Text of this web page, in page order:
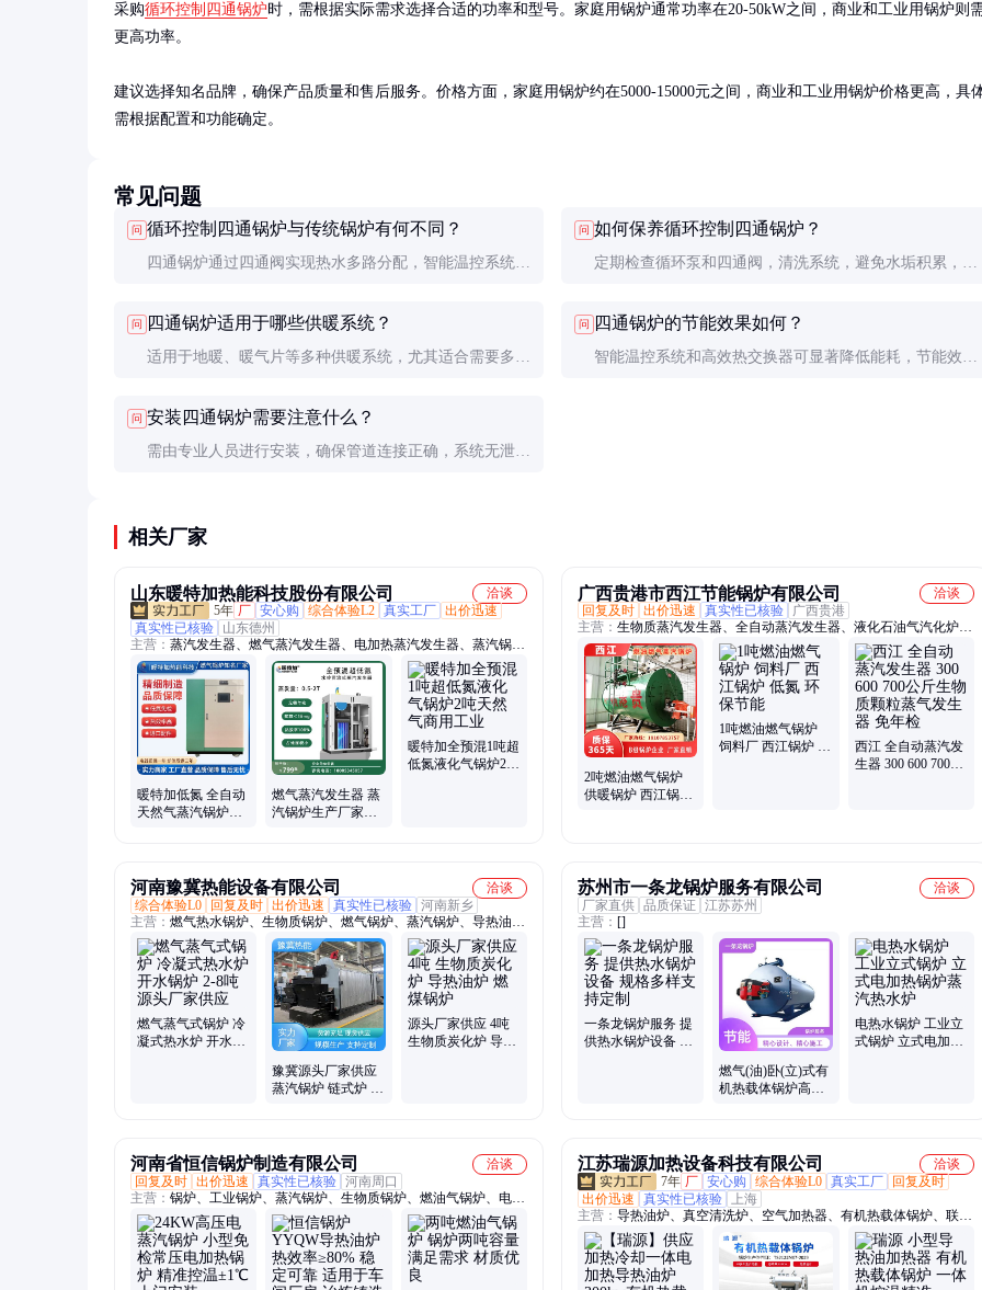
采购循环控制四通锅炉时，需根据实际需求选择合适的功率和型号。家庭用锅炉通常功率在20-50kW之间，商业和工业用锅炉则
更高功率。
建议选择知名品牌，确保产品质量和售后服务。价格方面，家庭用锅炉约在5000-15000元之间，商业和工业用锅炉价格更高，具
需根据配置和功能确定。
常见问题
问 循环控制四通锅炉与传统锅炉有何不同？
四通锅炉通过四通阀实现热水多路分配，智能温控系统提
问 如何保养循环控制四通锅炉？
定期检查循环泵和四通阀，清洗系统，避免水垢积累，确
问 四通锅炉适用于哪些供暖系统？
适用于地暖、暖气片等多种供暖系统，尤其适合需要多区
问 四通锅炉的节能效果如何？
智能温控系统和高效热交换器可显著降低能耗，节能效果
问 安装四通锅炉需要注意什么？
需由专业人员进行安装，确保管道连接正确，系统无泄
相关厂家
山东暖特加热能科技股份有限公司
洽谈
5年 厂 安心购 综合体验L2 真实工厂 出价迅速
真实性已核验
山东德州
主营： 蒸汽发生器、燃气蒸汽发生器、电加热蒸汽发生器、蒸汽锅
炉、热水锅炉、燃气锅炉、生物质蒸汽发生器
暖特加低氮 全自动
天然气蒸汽锅炉烧
燃气蒸汽发生器 蒸
汽锅炉生产厂家批
暖特加全预混1吨超
低氮液化气锅炉2吨
广西贵港市西江节能锅炉有限公司
洽谈
回复及时 出价迅速 真实性已核验
广西贵港
主营： 生物质蒸汽发生器、全自动蒸汽发生器、液化石油气汽化炉、
电加热锅炉、工业锅炉、生活锅炉、燃油锅炉、燃气锅炉、电锅炉、
生物质锅炉、蒸汽锅炉、卧式蒸汽锅炉、燃油燃气锅炉、全自动燃油
燃气锅炉、工业蒸气锅炉、供暖热水锅炉、双锅简生物质蒸汽锅炉、
循环流化床锅炉、广西锅炉、锅炉、燃油燃气蒸汽锅炉、卧式生物质
蒸汽锅炉、贵港锅炉、燃烧机、生物质颗粒蒸汽发生器
2吨燃油燃气锅炉
供暖锅炉 西江锅炉
1吨燃油燃气锅炉
饲料厂 西江锅炉 低
西江 全自动蒸汽发
生器 300 600 700公
河南豫冀热能设备有限公司
洽谈
综合体验L0
回复及时 出价迅速 真实性已核验 河南新乡
主营： 燃气热水锅炉、生物质锅炉、燃气锅炉、蒸汽锅炉、导热油锅
炉、分汽缸、分气缸
燃气蒸气式锅炉 冷
凝式热水炉 开水锅
豫冀源头厂家供应
蒸汽锅炉 链式炉 6
源头厂家供应 4吨
生物质炭化炉 导热
苏州市一条龙锅炉服务有限公司
洽谈
厂家直供 品质保证 江苏苏州
主营： []
一条龙锅炉服务 提
供热水锅炉设备 规
燃气(油)卧(立)式有
机热载体锅炉高效
电热水锅炉 工业立
式锅炉 立式电加热
河南省恒信锅炉制造有限公司
洽谈
回复及时 出价迅速 真实性已核验 河南周口
主营： 锅炉、工业锅炉、蒸汽锅炉、生物质锅炉、燃油气锅炉、电加
热锅炉
江苏瑞源加热设备科技有限公司
洽谈
7年 厂 安心购 综合体验L0 真实工厂
回复及时
出价迅速
真实性已核验
上海
主营： 导热油炉、真空清洗炉、空气加热器、有机热载体锅炉、联苯
加热器、三甘醇清洗炉、超声波清洗机